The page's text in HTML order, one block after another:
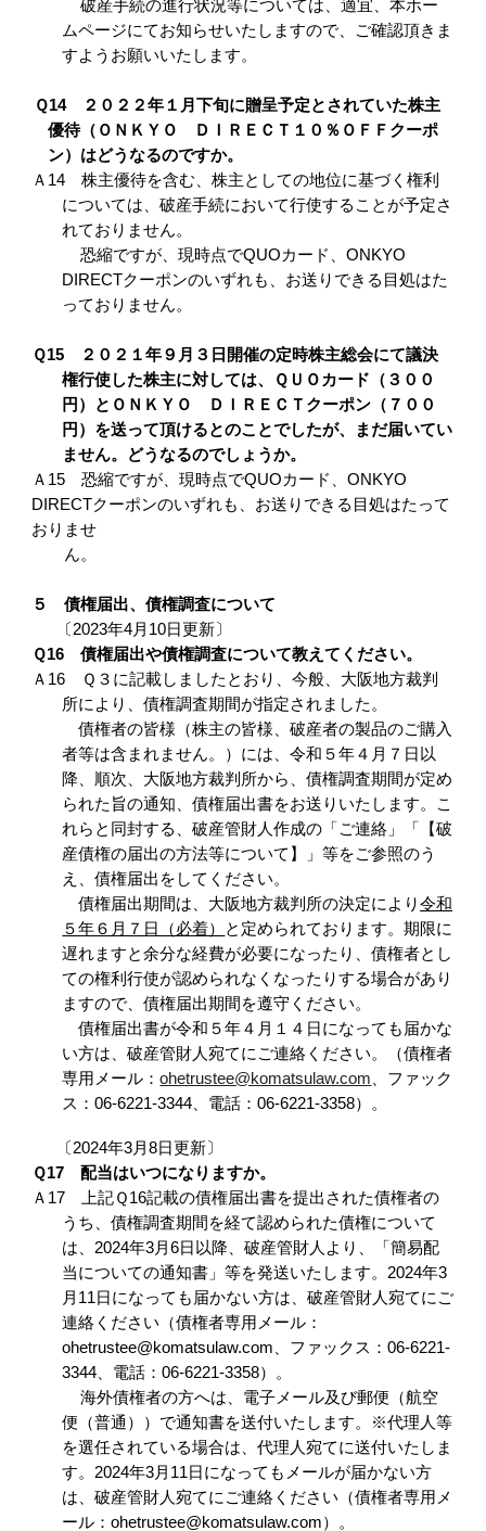
破産手続の進行状況等については、適宜、本ホー
ムページにてお知らせいたしますので、ご確認頂きま
すようお願いいたします。
Ｑ14 ２０２２年１月下旬に贈呈予定とされていた株主
優待（ＯＮＫＹＯ ＤＩＲＥＣＴ１０％ＯＦＦクーポ
ン）はどうなるのですか。
Ａ14 株主優待を含む、株主としての地位に基づく権利
については、破産手続において行使することが予定さ
れておりません。
恐縮ですが、現時点でQUOカード、ONKYO
DIRECTクーポンのいずれも、お送りできる目処はた
っておりません。
Ｑ15 ２０２１年９月３日開催の定時株主総会にて議決
権行使した株主に対しては、ＱＵＯカード（３００
円）とＯＮＫＹＯ ＤＩＲＥＣＴクーポン（７００
円）を送って頂けるとのことでしたが、まだ届いてい
ません。どうなるのでしょうか。
Ａ15 恐縮ですが、現時点でQUOカード、ONKYO
DIRECTクーポンのいずれも、お送りできる目処はたって
おりませ
ん。
５ 債権届出、債権調査について
〔2023年4月10日更新〕
Ｑ16 債権届出や債権調査について教えてください。
Ａ16 Ｑ３に記載しましたとおり、今般、大阪地方裁判
所により、債権調査期間が指定されました。
債権者の皆様（株主の皆様、破産者の製品のご購入
者等は含まれません。）には、令和５年４月７日以
降、順次、大阪地方裁判所から、債権調査期間が定め
られた旨の通知、債権届出書をお送りいたします。こ
れらと同封する、破産管財人作成の「ご連絡」「【破
産債権の届出の方法等について】」等をご参照のう
え、債権届出をしてください。
債権届出期間は、大阪地方裁判所の決定により令和
５年６月７日（必着） と定められております。期限に
遅れますと余分な経費が必要になったり、債権者とし
ての権利行使が認められなくなったりする場合があり
ますので、債権届出期間を遵守ください。
債権届出書が令和５年４月１４日になっても届かな
い方は、破産管財人宛てにご連絡ください。（債権者
専用メール：ohetrustee@komatsulaw.com 、ファック
ス：06-6221-3344、電話：06-6221-3358）。
〔2024年3月8日更新〕
Ｑ17 配当はいつになりますか。
Ａ17 上記Ｑ16記載の債権届出書を提出された債権者の
うち、債権調査期間を経て認められた債権について
は、2024年3月6日以降、破産管財人より、「簡易配
当についての通知書」等を発送いたします。2024年3
月11日になっても届かない方は、破産管財人宛てにご
連絡ください（債権者専用メール：
ohetrustee@komatsulaw.com、ファックス：06-6221-
3344、電話：06-6221-3358）。
海外債権者の方へは、電子メール及び郵便（航空
便（普通））で通知書を送付いたします。※代理人等
を選任されている場合は、代理人宛てに送付いたしま
す。2024年3月11日になってもメールが届かない方
は、破産管財人宛てにご連絡ください（債権者専用メ
ール：ohetrustee@komatsulaw.com）。